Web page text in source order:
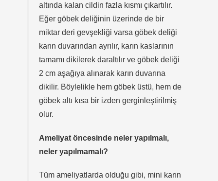
altında kalan cildin fazla kısmı çıkartılır.
Eğer göbek deliğinin üzerinde de bir
miktar deri gevşekliği varsa göbek deliği
karın duvarından ayrılır, karın kaslarının
tamamı dikilerek daraltılır ve göbek deliği
2 cm aşağıya alınarak karın duvarına
dikilir. Böylelikle hem göbek üstü, hem de
göbek altı kısa bir izden gerginleştirilmiş
olur.
Ameliyat öncesinde neler yapılmalı,
neler yapılmamalı?
Tüm ameliyatlarda olduğu gibi, mini karın